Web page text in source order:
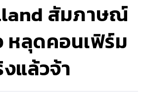
สัมภาษณ์
หลุดคอนเฟิร์ม
แล้วจ้า